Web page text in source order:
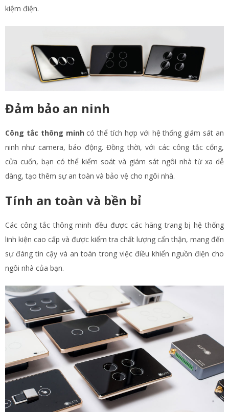
kiệm điện.
Đảm bảo an ninh
Công tắc thông minh có thể tích hợp với hệ thống giám sát an
ninh như camera, báo động. Đồng thời, với các công tắc cổng,
cửa cuốn, bạn có thể kiểm soát và giám sát ngôi nhà từ xa dễ
dàng, tạo thêm sự an toàn và bảo vệ cho ngôi nhà.
Tính an toàn và bền bỉ
Các công tắc thông minh đều được các hãng trang bị hệ thống
linh kiện cao cấp và được kiểm tra chất lượng cẩn thận, mang đến
sự đáng tin cậy và an toàn trong việc điều khiển nguồn điện cho
ngôi nhà của bạn.